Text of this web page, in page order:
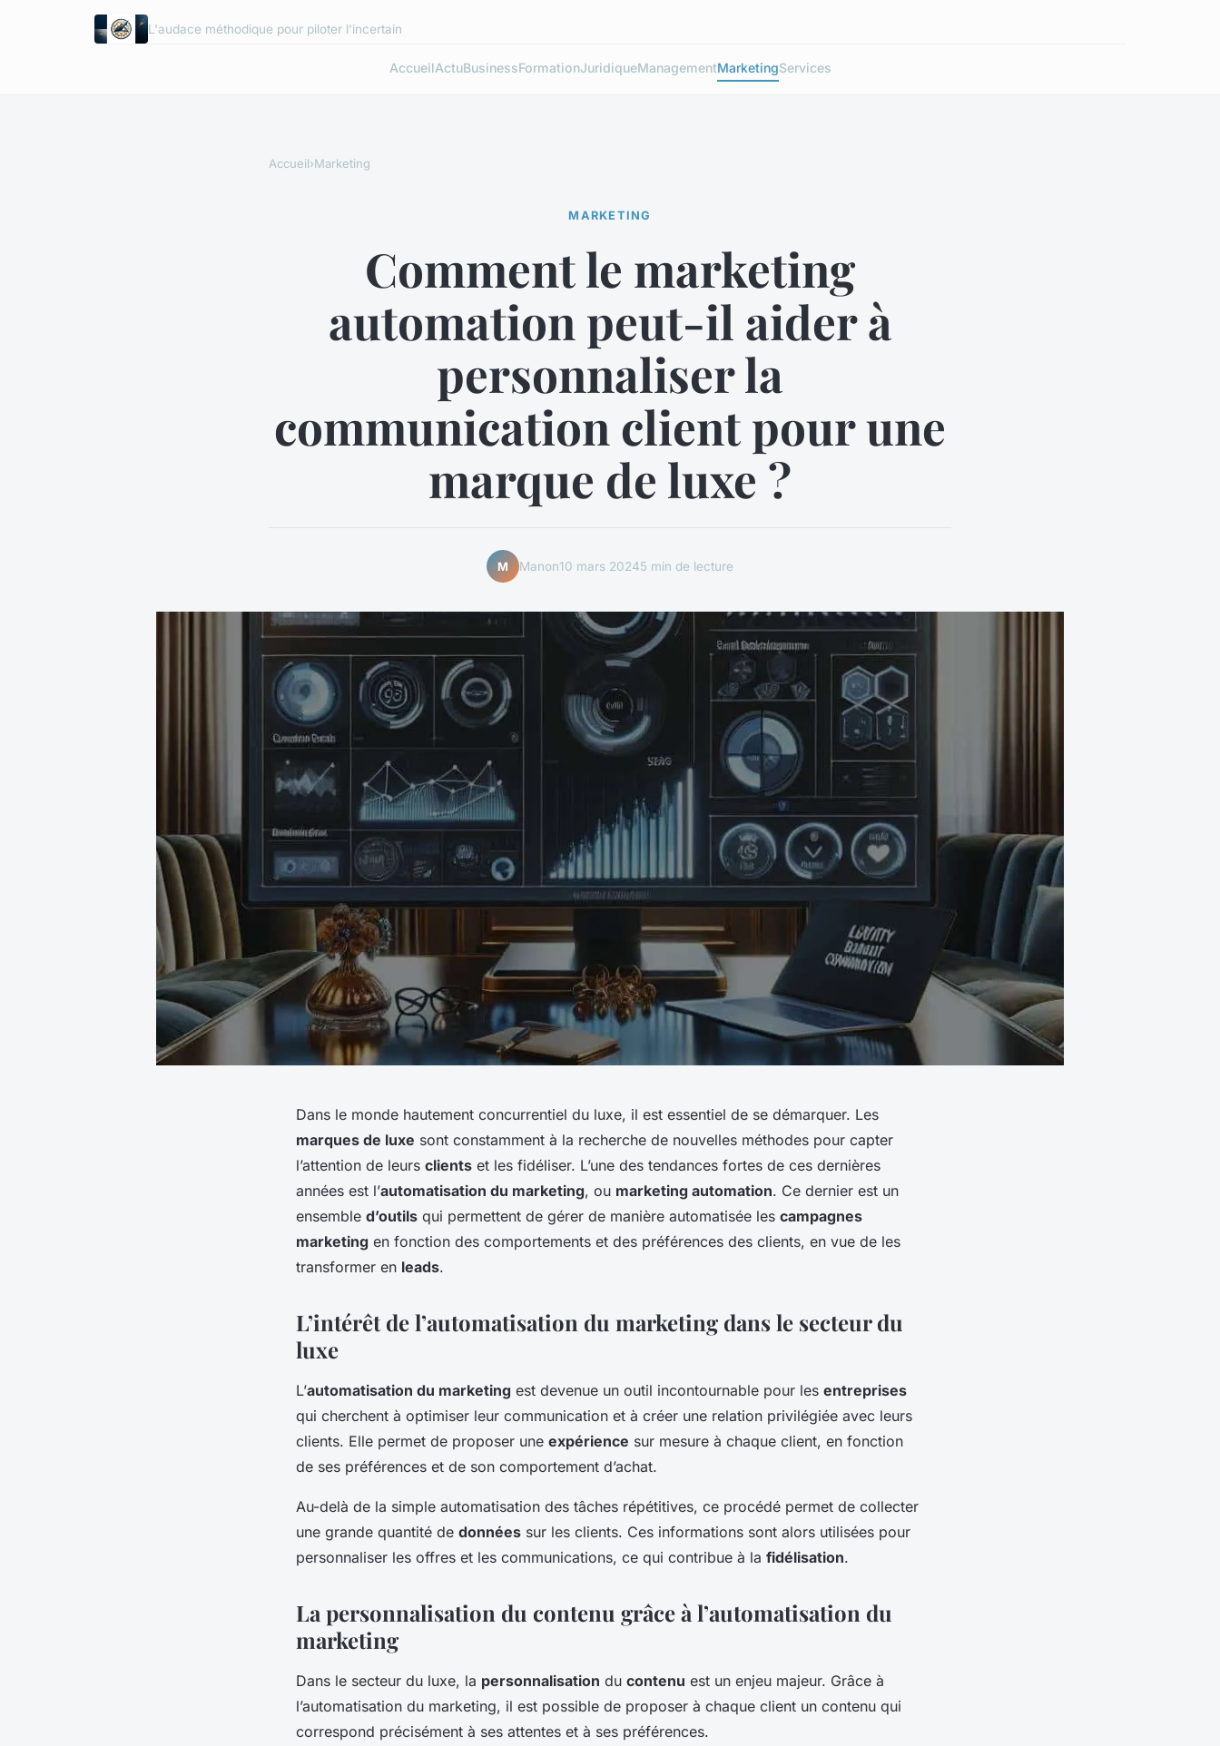
L'audace méthodique pour piloter l'incertain
AccueilActuBusinessFormationJuridiqueManagementMarketingServices
Accueil›Marketing
MARKETING
Comment le marketing
automation peut-il aider à
personnaliser la
communication client pour une
marque de luxe ?
M Manon10 mars 20245 min de lecture
Dans le monde hautement concurrentiel du luxe, il est essentiel de se démarquer. Les
marques de luxe sont constamment à la recherche de nouvelles méthodes pour capter
l’attention de leurs clients et les fidéliser. L’une des tendances fortes de ces dernières
années est l’automatisation du marketing, ou marketing automation. Ce dernier est un
ensemble d’outils qui permettent de gérer de manière automatisée les campagnes
marketing en fonction des comportements et des préférences des clients, en vue de les
transformer en leads.
L’intérêt de l’automatisation du marketing dans le secteur du
luxe
L’automatisation du marketing est devenue un outil incontournable pour les entreprises
qui cherchent à optimiser leur communication et à créer une relation privilégiée avec leurs
clients. Elle permet de proposer une expérience sur mesure à chaque client, en fonction
de ses préférences et de son comportement d’achat.
Au-delà de la simple automatisation des tâches répétitives, ce procédé permet de collecter
une grande quantité de données sur les clients. Ces informations sont alors utilisées pour
personnaliser les offres et les communications, ce qui contribue à la fidélisation.
La personnalisation du contenu grâce à l’automatisation du
marketing
Dans le secteur du luxe, la personnalisation du contenu est un enjeu majeur. Grâce à
l’automatisation du marketing, il est possible de proposer à chaque client un contenu qui
correspond précisément à ses attentes et à ses préférences.